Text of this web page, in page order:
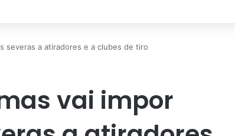
severas a atiradores e a clubes de tiro
vai impor